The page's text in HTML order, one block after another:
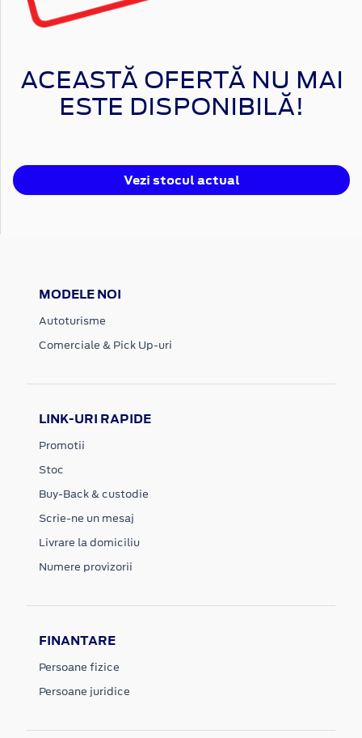
ACEASTĂ OFERTĂ NU MAI
ESTE DISPONIBILĂ!
Vezi stocul actual
MODELE NOI
Autoturisme
Comerciale & Pick Up-uri
LINK-URI RAPIDE
Promotii
Stoc
Buy-Back & custodie
Scrie-ne un mesaj
Livrare la domiciliu
Numere provizorii
FINANTARE
Persoane fizice
Persoane juridice